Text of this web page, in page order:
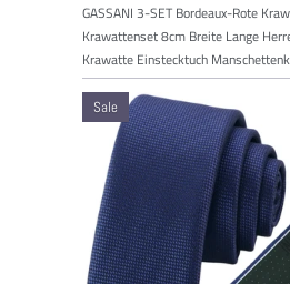
GASSANI 3-SET Bordeaux-Rote
Krawattenset 8cm Breite Lange
Krawatte Einstecktuch
Sale